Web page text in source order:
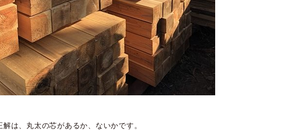
解は、丸太の芯があるか、ないかです。